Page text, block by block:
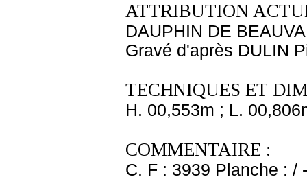
ATTRIBUTION
DAUPHIN DE
Gravé d'après DULIN
TECHNIQUES ET
H. 00,553m ; L.
COMMENTAIRE :
C. F : 3939 Planche : /